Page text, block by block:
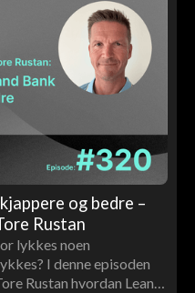
og bedre –
Rustan
lykkes noen
I denne episoden
Rustan hvordan Lean